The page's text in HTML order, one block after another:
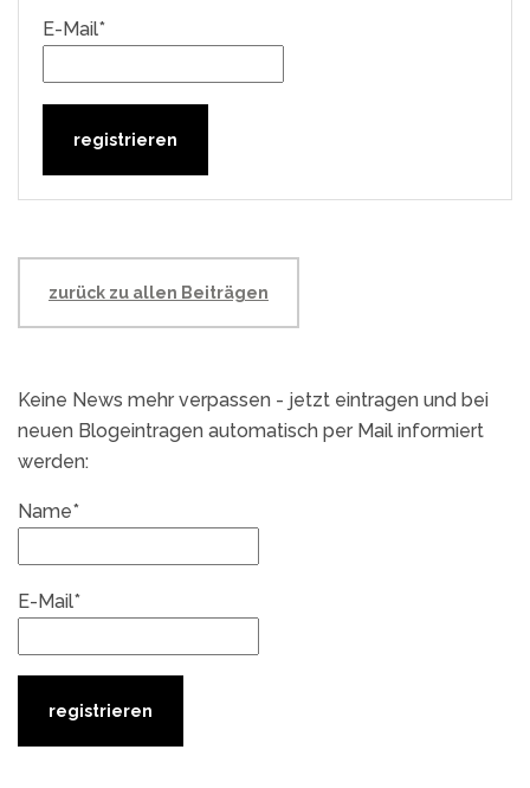
E-Mail*
zurück zu allen Beiträgen
Keine News mehr verpassen - jetzt eintragen und bei
neuen Blogeintragen automatisch per Mail informiert
werden:
Name*
E-Mail*